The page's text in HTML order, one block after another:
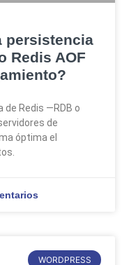
persistencia
Redis AOF
de Redis —RDB o
de
óptima el
WORDPRESS